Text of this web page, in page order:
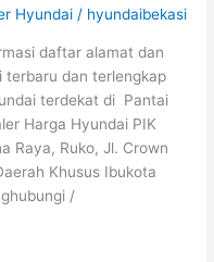
Hyundai / hyundaibekasi
daftar alamat dan
terbaru dan terlengkap
terdekat di Pantai
Harga Hyundai PIK
Raya, Ruko, Jl. Crown
Khusus Ibukota
/